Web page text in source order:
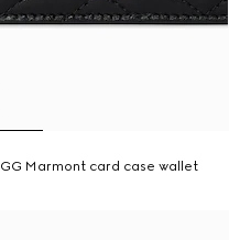
GG Marmont card case wallet